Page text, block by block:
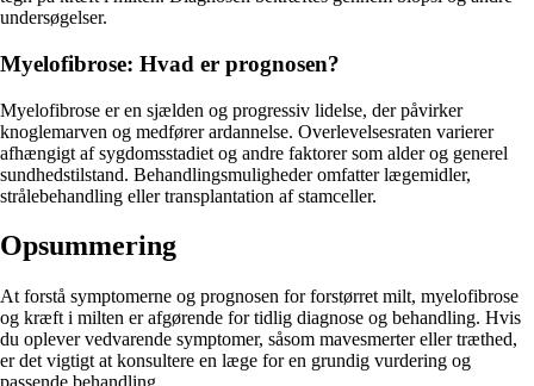
undersøgelser.
Myelofibrose: Hvad er prognosen?
Myelofibrose er en sjælden og progressiv lidelse, der påvirker
knoglemarven og medfører ardannelse. Overlevelsesraten varierer
afhængigt af sygdomsstadiet og andre faktorer som alder og generel
sundhedstilstand. Behandlingsmuligheder omfatter lægemidler,
strålebehandling eller transplantation af stamceller.
Opsummering
At forstå symptomerne og prognosen for forstørret milt, myelofibrose
og kræft i milten er afgørende for tidlig diagnose og behandling. Hvis
du oplever vedvarende symptomer, såsom mavesmerter eller træthed,
er det vigtigt at konsultere en læge for en grundig vurdering og